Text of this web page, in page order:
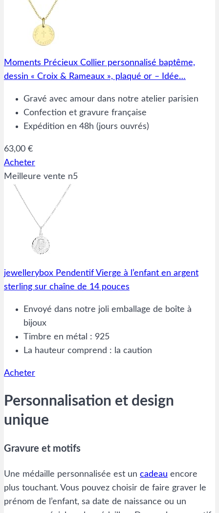
Moments Précieux Collier personnalisé baptême,
dessin « Croix & Rameaux », plaqué or – Idée…
Gravé avec amour dans notre atelier parisien
Confection et gravure française
Expédition en 48h (jours ouvrés)
63,00 €
Acheter
Meilleure vente n5
jewellerybox Pendentif Vierge à l’enfant en argent
sterling sur chaîne de 14 pouces
Envoyé dans notre joli emballage de boîte à
bijoux
Timbre en métal : 925
La hauteur comprend : la caution
Acheter
Personnalisation et design
unique
Gravure et motifs
Une médaille personnalisée est un cadeau encore
plus touchant. Vous pouvez choisir de faire graver le
prénom de l’enfant, sa date de naissance ou un